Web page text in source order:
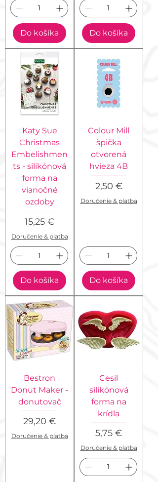
Do košíka Do košíka
Katy Sue
Christmas
Embelishmen
ts - silikónová
forma na
vianočné
ozdoby
Cena
15,25 €
Doručenie & platba
Do košíka
Colour Mill
špička
otvorená
hvieza 4B
Cena
2,50 €
Doručenie & platba
Do košíka
Bestron
Donut Maker -
donutovač
Cena
29,20 €
Doručenie & platba
Cesil
silikónová
forma na
krídla
Cena
5,75 €
Doručenie & platba